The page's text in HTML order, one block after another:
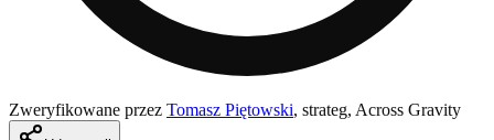
Zweryfikowane przez Tomasz Piętowski, strateg, Across Gravity